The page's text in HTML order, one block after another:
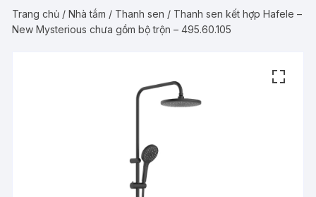
Trang chủ / Nhà tắm / Thanh sen / Thanh sen kết hợp Hafele –
New Mysterious chưa gồm bộ trộn – 495.60.105